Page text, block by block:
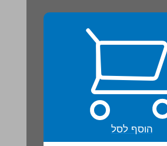
הוסף לסל